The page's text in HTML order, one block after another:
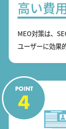
高い費
MEO対策は、
ユーザーに効果